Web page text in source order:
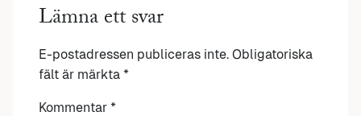
Lämna ett svar
E-postadressen publiceras inte. Obligatoriska
fält är märkta *
Kommentar *